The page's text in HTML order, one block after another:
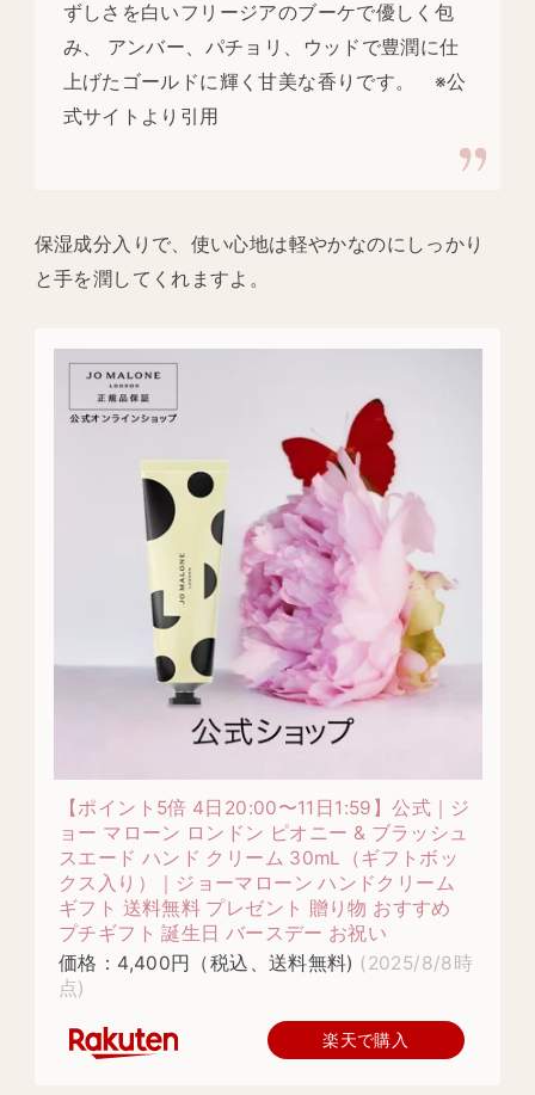
ずしさを白いフリージアのブーケで優しく包
み、 アンバー、パチョリ、ウッドで豊潤に仕
上げたゴールドに輝く甘美な香りです。 ※公
式サイトより引用
保湿成分入りで、使い心地は軽やかなのにしっかり
と手を潤してくれますよ。
【ポイント5倍 4日20:00〜11日1:59】公式｜ジ
ョー マローン ロンドン ピオニー & ブラッシュ
スエード ハンド クリーム 30mL（ギフトボッ
クス入り）｜ジョーマローン ハンドクリーム
ギフト 送料無料 プレゼント 贈り物 おすすめ
プチギフト 誕生日 バースデー お祝い
価格：4,400円（税込、送料無料) (2025/8/8時
点)
楽天で購入